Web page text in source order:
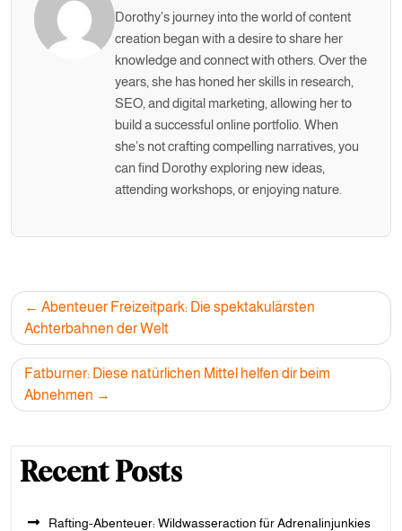
Dorothy's journey into the world of content
creation began with a desire to share her
knowledge and connect with others. Over the
years, she has honed her skills in research,
SEO, and digital marketing, allowing her to
build a successful online portfolio. When
she’s not crafting compelling narratives, you
can find Dorothy exploring new ideas,
attending workshops, or enjoying nature.
Post
navigation
Abenteuer Freizeitpark: Die spektakulärsten
Achterbahnen der Welt
Fatburner: Diese natürlichen Mittel helfen dir beim
Abnehmen
Recent Posts
Rafting-Abenteuer: Wildwasseraction für Adrenalinjunkies